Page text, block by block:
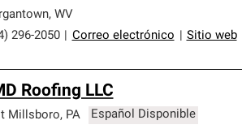
, WV
296-2050
Correo electrónico Sitio web
Roofing LLC
Millsboro, PA
Español Disponible